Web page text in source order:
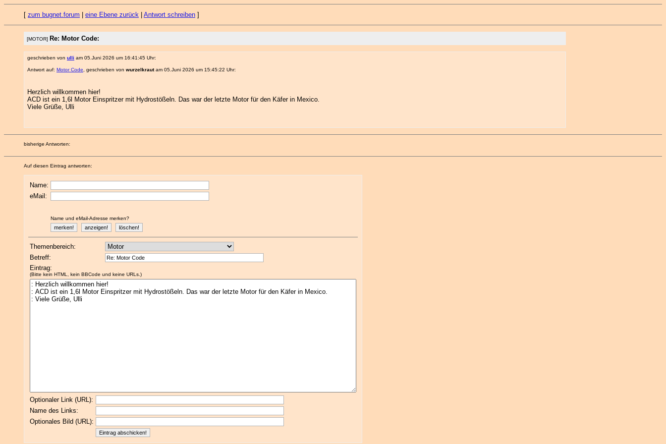
[ zum bugnet.forum eine Ebene zurück Antwort schreiben ]
[MOTOR] Re: Motor Code:
geschrieben von ulli am 05.Juni 2026 um 16:41:45 Uhr:
Antwort auf: Motor Code , geschrieben von wurzelkrautam 05.Juni 2026 um 15:45:22 Uhr:
Herzlich willkommen hier!
ACD ist ein 1,6l Motor Einspritzer mit Hydrostößeln. Das war der letzte Motor für den Käfer in Mexico.
Viele Grüße, Ulli
bisherige Antworten:
Auf diesen Eintrag antworten:
Name:
eMail:
Name und eMail-Adresse merken?
Themenbereich:
Betreff:
Eintrag:
(Bitte kein HTML, kein BBCode und keine URLs.)
Optionaler Link (URL):
Name des Links:
Optionales Bild (URL):